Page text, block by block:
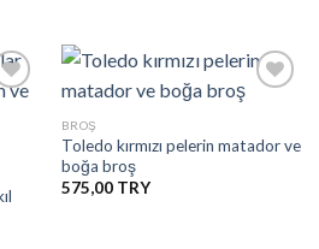
İstek
BROŞ
Toledo kırmızı pelerin matador ve
boğa broş
575,00